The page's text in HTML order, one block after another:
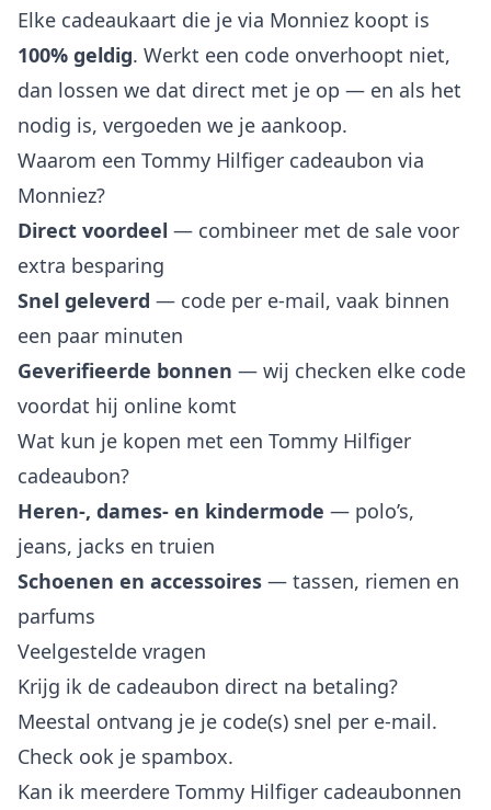
Elke cadeaukaart die je via Monniez koopt is
100% geldig. Werkt een code onverhoopt niet,
dan lossen we dat direct met je op — en als het
nodig is, vergoeden we je aankoop.
Waarom een Tommy Hilfiger cadeaubon via
Monniez?
Direct voordeel — combineer met de sale voor
extra besparing
Snel geleverd — code per e-mail, vaak binnen
een paar minuten
Geverifieerde bonnen — wij checken elke code
voordat hij online komt
Wat kun je kopen met een Tommy Hilfiger
cadeaubon?
Heren-, dames- en kindermode — polo’s,
jeans, jacks en truien
Schoenen en accessoires — tassen, riemen en
parfums
Veelgestelde vragen
Krijg ik de cadeaubon direct na betaling?
Meestal ontvang je je code(s) snel per e-mail.
Check ook je spambox.
Kan ik meerdere Tommy Hilfiger cadeaubonnen